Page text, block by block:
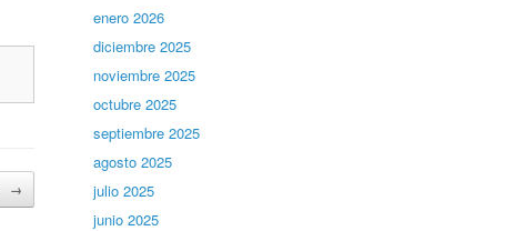
→
enero 2026
diciembre 2025
noviembre 2025
octubre 2025
septiembre 2025
agosto 2025
julio 2025
junio 2025